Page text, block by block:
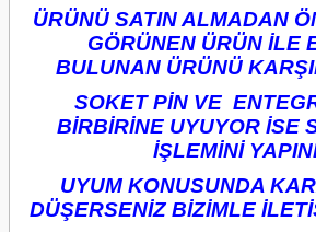
ÜRÜNÜ SATIN ALMADAN
GÖRÜNEN ÜRÜN İLE
BULUNAN ÜRÜNÜ
SOKET PİN VE
BİRBİRİNE UYUYOR İSE
İŞLEMİNİ
UYUM KONUSUNDA
DÜŞERSENİZ BİZİMLE